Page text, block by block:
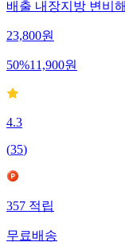
배출 내장지방 변비
23,800원
50%11,900원
4.3
(35)
357적립
무료배송